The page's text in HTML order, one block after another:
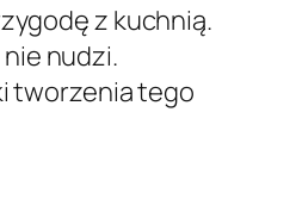
z kuchnią.
nudzi.
tworzenia tego